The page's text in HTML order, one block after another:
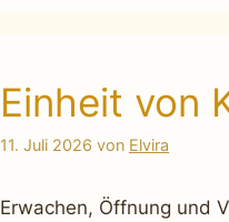
Einheit von
11. Juli 2026 von Elvira
Erwachen, Öffnung und